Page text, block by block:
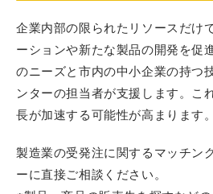
企業内部の限られたリソースだけ
ーションや新たな製品の開発を促
のニーズと市内の中小企業の持つ
ンターの担当者が支援します。こ
長が加速する可能性が高まります。
製造業の受発注に関するマッチン
ーに直接ご相談ください。